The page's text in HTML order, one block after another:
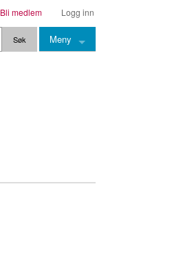
Logg inn
Bli medlem
Meny
Stemming